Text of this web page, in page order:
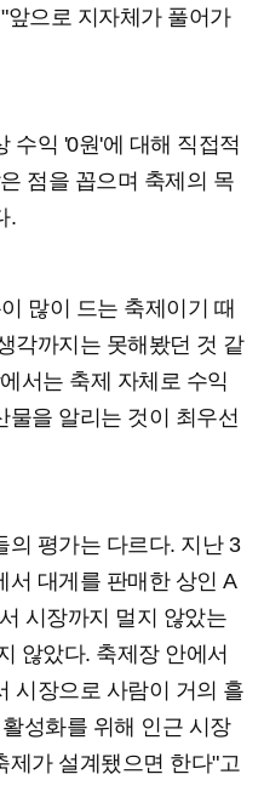
앞으로 지자체가 풀어가
수익 '0원'에 대해 직접적
점을 꼽으며 축제의 목
.
많이 드는 축제이기 때
각까지는 못해봤던 것 같
서는 축제 자체로 수익
물을 알리는 것이 최우선
의 평가는 다르다. 지난 3
서 대게를 판매한 상인 A
시장까지 멀지 않았는
않았다. 축제장 안에서
시장으로 사람이 거의 흘
성화를 위해 인근 시장
제가 설계됐으면 한다"고